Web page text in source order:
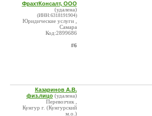
ФрахтКонсалт, ООО
(удалена)
(ИНН:6318191904)
Юридические услуги ,
Самара
Код:2899686
#6
Казаринов А.В.
физ.лицо (удалена)
Перевозчик ,
Кунгур г. (Кунгурский
м.о.)